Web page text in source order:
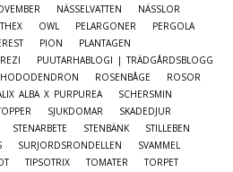
NÄSSELVATTEN
NÄSSLOR
OWL PELARGONER
PERGOLA
PION
PLANTAGEN
PUUTARHABLOGI | TRÄDGÅRDSBLOGG
ROSENBÅGE
ROSOR
ALBA X PURPUREA
SCHERSMIN
SJUKDOMAR
SKADEDJUR
STENARBETE STENBÄNK
STILLEBEN
SURJORDSRONDELLEN
SVAMMEL
TIPSOTRIX TOMATER
TORPET